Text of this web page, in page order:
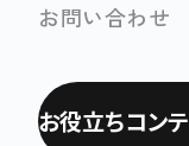
お問い合わせ
お役立ちコン